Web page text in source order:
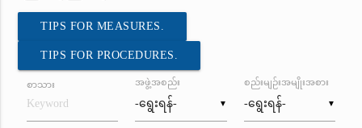
TIPS FOR MEASURES.
TIPS FOR PROCEDURES.
စာသား
▼
အဖွဲ့အစည်း
▼
စည်းမျဉ်းအမျိုးအစား